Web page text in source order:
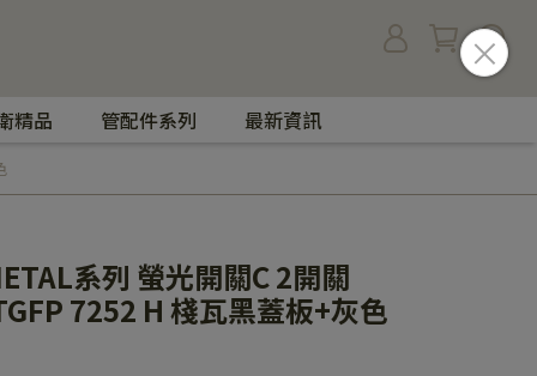
精品 管配件系列 最新資訊
系列 螢光開關C 2開關
7252 H 棧瓦黑蓋板+灰色